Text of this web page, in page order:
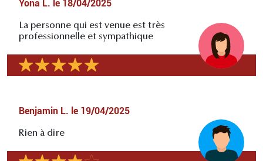
Yona L. le 18/04/2025
La personne qui est venue est très
professionnelle et sympathique
Benjamin L. le 19/04/2025
Rien à dire